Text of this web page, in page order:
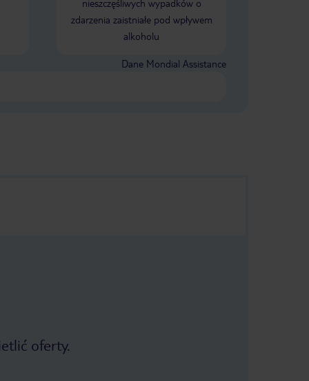
nieszczęśliwych wypadków o
zdarzenia zaistniałe pod wpływem
alkoholu
Dane Mondial Assistance
oferty.